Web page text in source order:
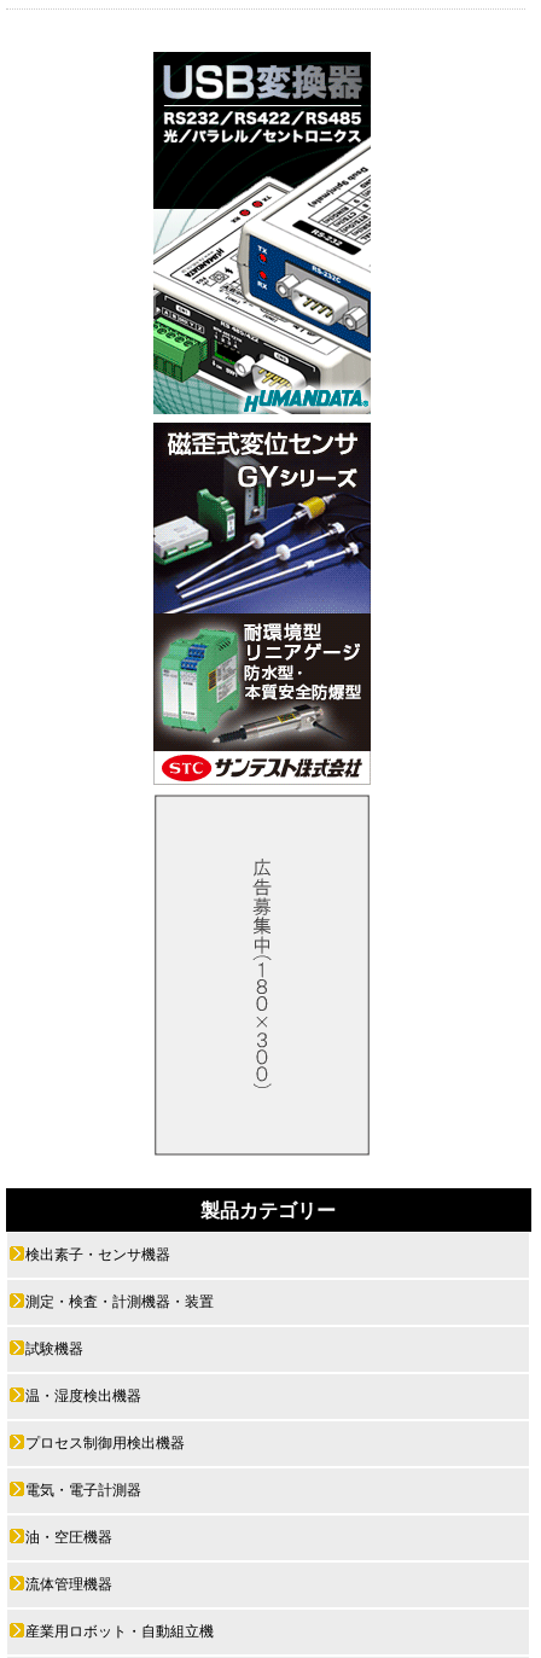
製品カテゴリー
検出素子・センサ機器
測定・検査・計測機器・装置
試験機器
温・湿度検出機器
プロセス制御用検出機器
電気・電子計測器
油・空圧機器
流体管理機器
産業用ロボット・自動組立機